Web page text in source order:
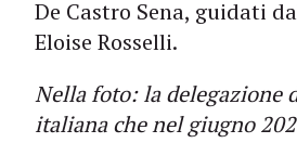
De Castro Sena, guidati
Eloise Rosselli.
Nella foto: la delegazione
italiana che nel giugno